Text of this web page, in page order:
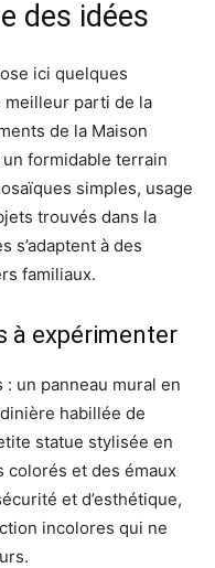
des idées
ici quelques
parti de la
de la Maison
formidable terrain
simples, usage
trouvés dans la
s’adaptent à des
familiaux.
à expérimenter
un panneau mural en
habillée de
statue stylisée en
colorés et des émaux
et d’esthétique,
incolores qui ne